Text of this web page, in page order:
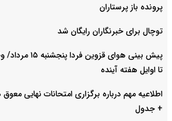
پرونده باز پرستاران
توچال برای خبرنگاران رایگان شد
پیش بینی هوای
تا اوایل هفته آینده
+ جدول